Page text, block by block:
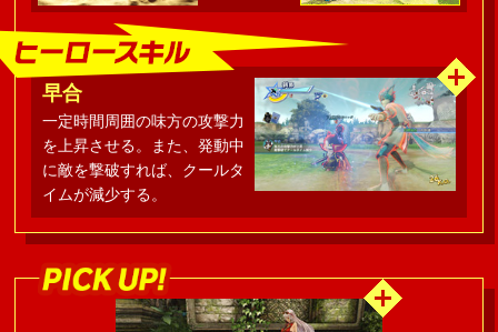
早合
一定時間周囲の味方の攻撃力
を上昇させる。また、発動中
に敵を撃破すれば、クールタ
イムが減少する。